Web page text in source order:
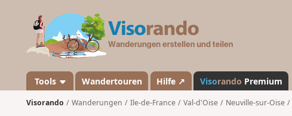
a
n
d
Tools Wandertouren Hilfe ↗ Visorando Premium
Visorando Wanderungen Ile-de-France Val-d'Oise Neuville-sur-Oise